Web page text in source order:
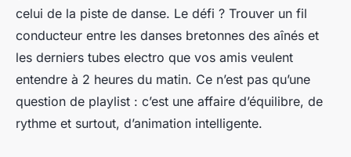
celui de la piste de danse. Le défi ? Trouver un fil
conducteur entre les danses bretonnes des aînés et
les derniers tubes electro que vos amis veulent
entendre à 2 heures du matin. Ce n’est pas qu’une
question de playlist : c’est une affaire d’équilibre, de
rythme et surtout, d’animation intelligente.